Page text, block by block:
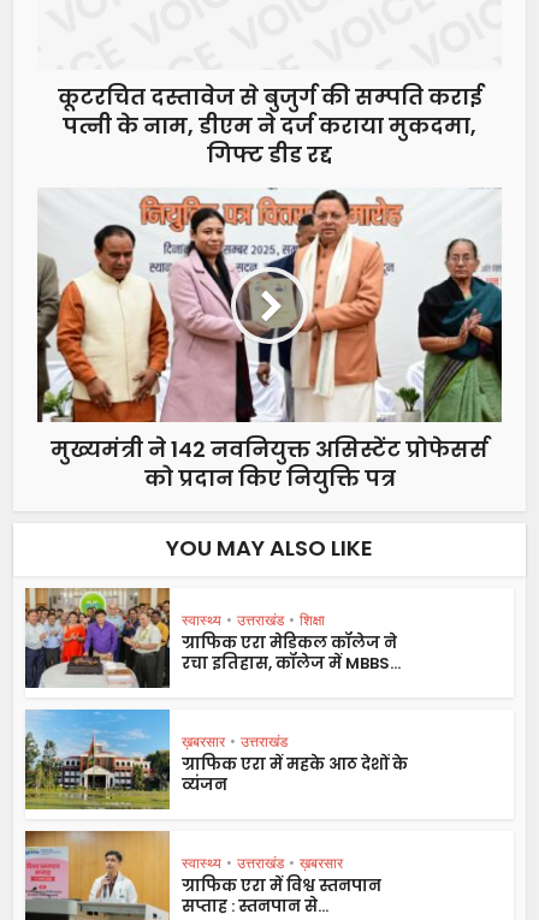
कूटरचित दस्तावेज से बुजुर्ग की सम्पति कराई
पत्नी के नाम, डीएम ने दर्ज कराया मुकदमा,
गिफ्ट डीड रद्द
मुख्यमंत्री ने 142 नवनियुक्त असिस्टेंट प्रोफेसर्स
को प्रदान किए नियुक्ति पत्र
YOU MAY ALSO LIKE
स्वास्थ्य • उत्तराखंड • शिक्षा
ग्राफिक एरा मेडिकल कॉलेज ने
रचा इतिहास, कॉलेज में MBBS...
ख़बरसार • उत्तराखंड
ग्राफिक एरा में महके आठ देशों के
व्यंजन
स्वास्थ्य • उत्तराखंड • ख़बरसार
ग्राफिक एरा में विश्व स्तनपान
सप्ताह : स्तनपान से...